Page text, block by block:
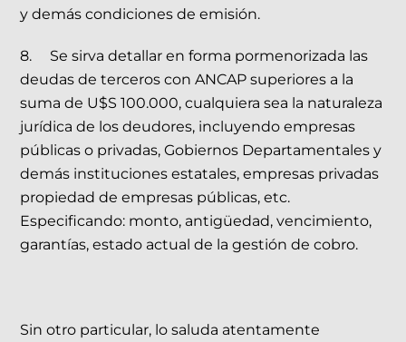
y demás condiciones de emisión.
8. Se sirva detallar en forma pormenorizada las
deudas de terceros con ANCAP superiores a la
suma de U$S 100.000, cualquiera sea la naturaleza
jurídica de los deudores, incluyendo empresas
públicas o privadas, Gobiernos Departamentales y
demás instituciones estatales, empresas privadas
propiedad de empresas públicas, etc.
Especificando: monto, antigüedad, vencimiento,
garantías, estado actual de la gestión de cobro.
Sin otro particular, lo saluda atentamente